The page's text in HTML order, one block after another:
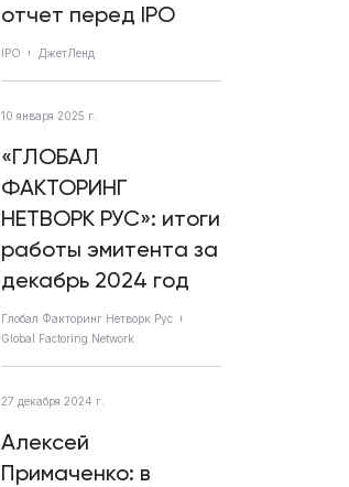
отчет перед IPO
IPO ДжетЛенд
10 января 2025 г.
«ГЛОБАЛ
ФАКТОРИНГ
НЕТВОРК РУС»: итоги
работы эмитента за
декабрь 2024 год
Глобал Факторинг Нетворк Рус
Global Factoring Network
27 декабря 2024 г.
Алексей
Примаченко: в